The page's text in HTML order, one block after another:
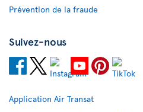
Prévention de la fraude
Suivez-nous
Application Air Transat